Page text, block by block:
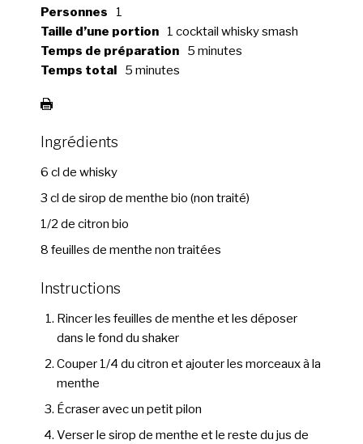
Personnes
1
Taille d’une portion
1 cocktail whisky smash
Temps de préparation
5 minutes
Temps total
5 minutes
Ingrédients
6 cl de whisky
3 cl de sirop de menthe bio (non traité)
1/2 de citron bio
8 feuilles de menthe non traitées
Instructions
Rincer les feuilles de menthe et les déposer
dans le fond du shaker
Couper 1/4 du citron et ajouter les morceaux à la
menthe
Écraser avec un petit pilon
Verser le sirop de menthe et le reste du jus de